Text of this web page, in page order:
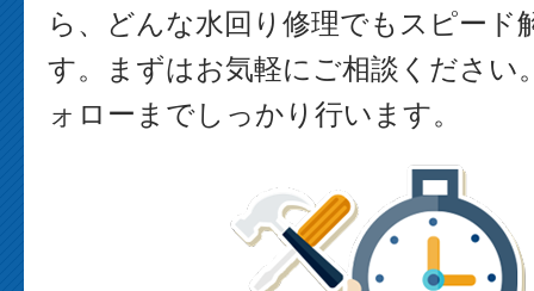
ら、どんな水回り修理でもスピード
す。まずはお気軽にご相談ください
ォローまでしっかり行います。